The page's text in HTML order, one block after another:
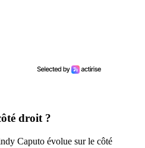
droit ?
Caputo évolue sur le côté